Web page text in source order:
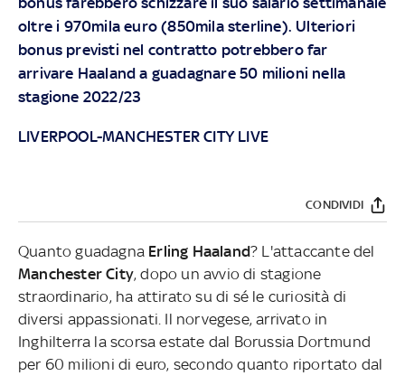
oltre i 970mila euro (850mila sterline). Ulteriori
bonus previsti nel contratto potrebbero far
arrivare Haaland a guadagnare 50 milioni nella
stagione 2022/23
LIVERPOOL-MANCHESTER CITY LIVE
CONDIVIDI
Quanto guadagna Erling Haaland? L'attaccante del
Manchester City, dopo un avvio di stagione
straordinario, ha attirato su di sé le curiosità di
diversi appassionati. Il norvegese, arrivato in
Inghilterra la scorsa estate dal Borussia Dortmund
per 60 milioni di euro, secondo quanto riportato dal